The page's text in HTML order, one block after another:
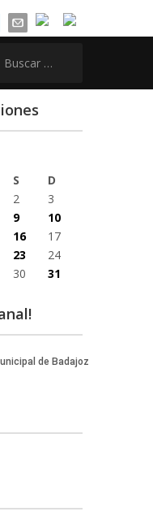
S
D
2
3
9
10
16
17
23
24
30
31